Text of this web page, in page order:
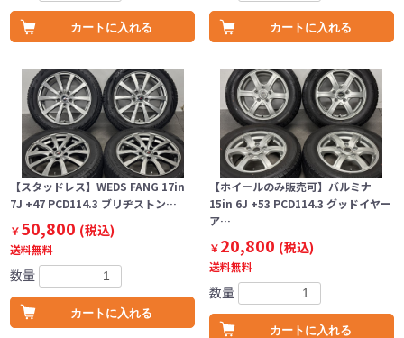
カートに入れる カートに入れる
【スタッドレス】WEDS FANG 17in
7J +47 PCD114.3 ブリヂストン…
￥50,800 (税込)
送料無料
数量
カートに入れる
【ホイールのみ販売可】バルミナ
15in 6J +53 PCD114.3 グッドイヤー
ア…
￥20,800 (税込)
送料無料
数量
カートに入れる